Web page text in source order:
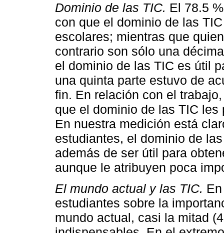
Dominio de las TIC. El 78.5
con que el dominio de las
escolares; mientras que
contrario son sólo una
el dominio de las TIC es útil
una quinta parte estuvo de
fin. En relación con el
que el dominio de las TIC
En nuestra medición está
estudiantes, el dominio de
además de ser útil para
aunque le atribuyen poca
El mundo actual y las TIC.
estudiantes sobre la
mundo actual, casi la mitad